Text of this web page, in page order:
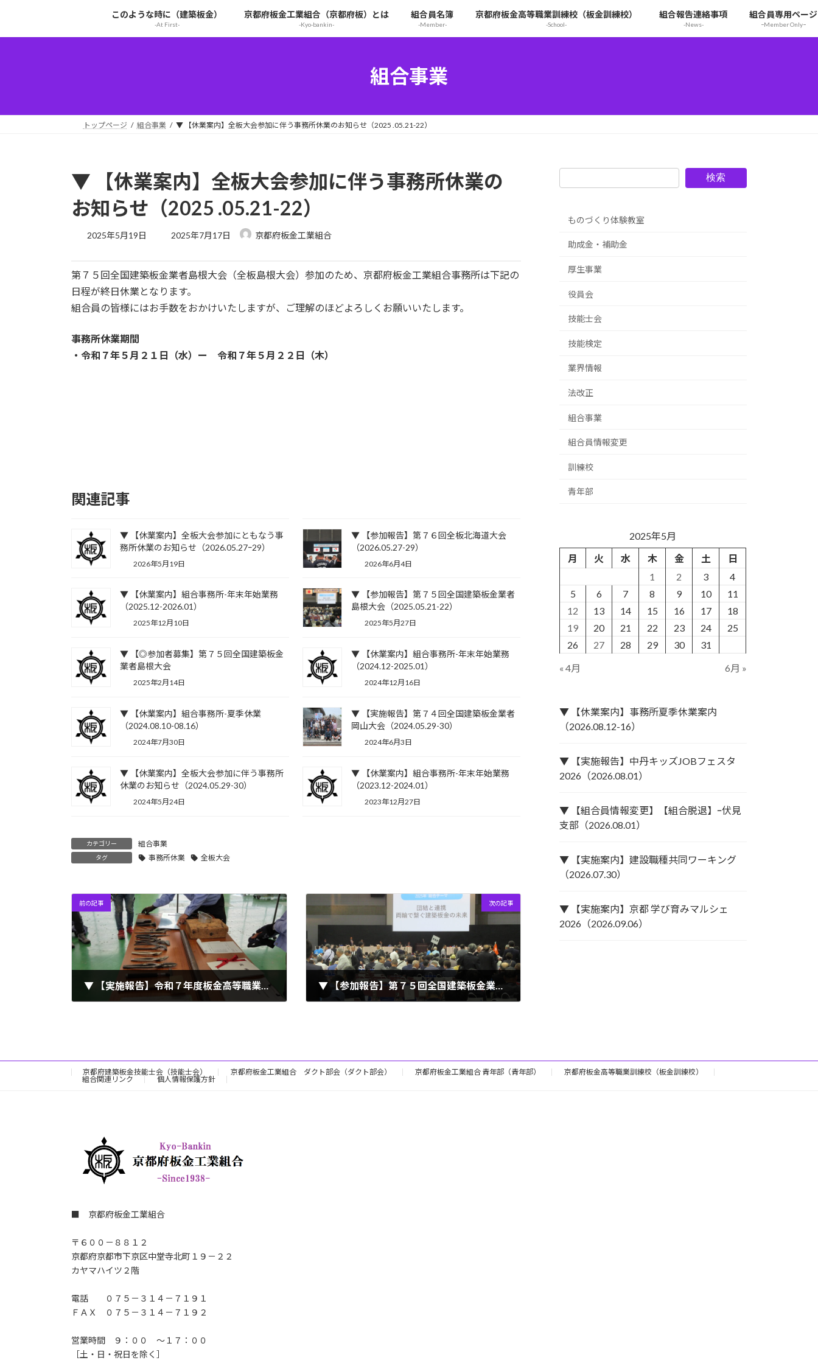
テ
ゲ
このような時に（建築板金）
-At First-
京都府板金工業組合（京都府板）とは
-Kyo-bankin-
組合員名簿
-Member-
京都府板金高等職業訓練校（板金訓練校）
-School-
組合報告連絡事項
-News-
組合員専用ページ
ｰMember Onlyｰ
組合事業
トップページ 組合事業 ▼ 【休業案内】全板大会参加に伴う事務所休業のお知らせ（2025 .05.21-22）
▼ 【休業案内】全板大会参加に伴う事務所休業の
お知らせ（2025 .05.21-22）
2025年5月19日
最
新
日
時
:
2025年7月17日 京都府板金工業組合
第７５回全国建築板金業者島根大会（全板島根大会）参加のため、京都府板金工業組合事務所は下記の
日程が終日休業となります。
組合員の皆様にはお手数をおかけいたしますが、ご理解のほどよろしくお願いいたします。
事務所休業期間
・令和７年５月２１日（水）ー 令和７年５月２２日（木）
関連記事
▼ 【休業案内】全板大会参加にともなう事
務所休業のお知らせ（2026.05.27ｰ29）
2026年5月19日
▼ 【参加報告】第７６回全板北海道大会
（2026.05.27-29）
2026年6月4日
▼ 【休業案内】組合事務所-年末年始業務
（2025.12-2026.01）
2025年12月10日
▼ 【参加報告】第７５回全国建築板金業者
島根大会（2025.05.21-22）
2025年5月27日
▼ 【◎参加者募集】第７５回全国建築板金
業者島根大会
2025年2月14日
▼ 【休業案内】組合事務所-年末年始業務
（2024.12-2025.01）
2024年12月16日
▼ 【休業案内】組合事務所-夏季休業
（2024.08.10-08.16）
2024年7月30日
▼ 【実施報告】第７４回全国建築板金業者
岡山大会（2024.05.29-30）
2024年6月3日
▼ 【休業案内】全板大会参加に伴う事務所
休業のお知らせ（2024.05.29-30）
2024年5月24日
▼ 【休業案内】組合事務所-年末年始業務
（2023.12-2024.01）
2023年12月27日
カテゴリー 組合事業
タグ 事務所休業 全板大会
前の記事
▼ 【実施報告】令和７年度板金高等職業訓練校 訓練開始(2025.05.10)
次の記事
▼ 【参加報告】第７５回全国建築板金業者 島根大会（2025.05.21-22）
検索
ものづくり体験教室
助成金・補助金
厚生事業
役員会
技能士会
技能検定
業界情報
法改正
組合事業
組合員情報変更
訓練校
青年部
2025年5月
月
火 水 木 金 土
日
1
2 3
4
5
6 7 8 9 10
11
12
13 14 15 16 17
18
19
20 21 22 23 24
25
26
27 28 29 30 31
« 4月 6月 »
▼ 【休業案内】事務所夏季休業案内
（2026.08.12-16）
▼ 【実施報告】中丹キッズJOBフェスタ
2026（2026.08.01）
▼ 【組合員情報変更】【組合脱退】ｰ伏見
支部（2026.08.01）
▼ 【実施案内】建設職種共同ワーキング
（2026.07.30）
▼ 【実施案内】京都 学び育みマルシェ
2026（2026.09.06）
京都府建築板金技能士会（技能士会） 京都府板金工業組合 ダクト部会（ダクト部会） 京都府板金工業組合 青年部（青年部）
京都府板金高等職業訓練校（板金訓練校）
組合関連リンク
個人情報保護方針
■ 京都府板金工業組合
〒６００－８８１２
京都府京都市下京区中堂寺北町１９－２２
カヤマハイツ２階
電話 ０７５－３１４－７１９１
ＦＡＸ ０７５－３１４－７１９２
営業時間 ９：００ ～１７：００
［土・日・祝日を除く］